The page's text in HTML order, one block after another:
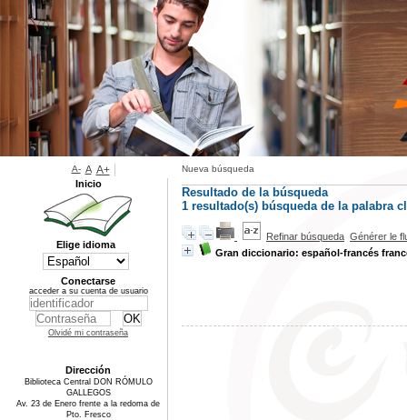
Nueva búsqueda
Resultado de la búsqueda
1 resultado(s) búsqueda de la palabra
Refinar búsqueda Générer le
Gran diccionario: español-francés
A- A A+
Inicio
Elige idioma
Conectarse
acceder a su cuenta de usuario
Olvidé mi contraseña
Dirección
Biblioteca Central DON RÓMULO
GALLEGOS
Av. 23 de Enero frente a la redoma de
Pto. Fresco